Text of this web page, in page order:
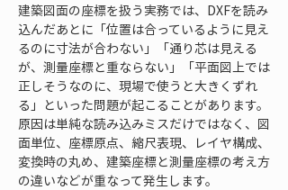
建築図面の座標を扱う実務では、DXFを読み
込んだあとに「位置は合っているように見え
るのに寸法が合わない」「通り芯は見える
が、測量座標と重ならない」「平面図上では
正しそうなのに、現場で使うと大きくずれ
る」といった問題が起こることがあります。
原因は単純な読み込みミスだけではなく、図
面単位、座標原点、縮尺表現、レイヤ構成、
変換時の丸め、建築座標と測量座標の考え方
の違いなどが重なって発生します。